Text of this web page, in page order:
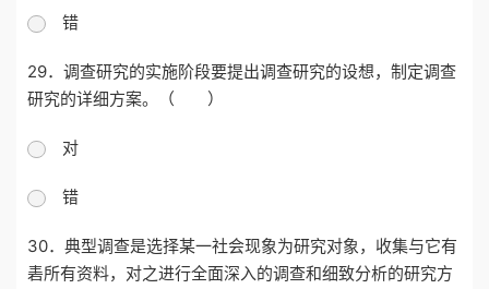
错
29．调查研究的实施阶段要提出调查研究的设想，制定调查
研究的详细方案。（ ）
对
错
30．典型调查是选择某一社会现象为研究对象，收集与它有
砉所有资料，对之进行全面深入的调查和细致分析的研究方